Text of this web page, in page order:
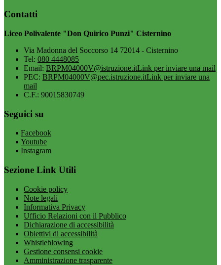
Contatti
Liceo Polivalente "Don Quirico Punzi" Cisternino
Via Madonna del Soccorso 14 72014 - Cisternino
Tel: 080 4448085
Email: BRPM04000V@istruzione.itLink per inviare una mail
PEC: BRPM04000V@pec.istruzione.itLink per inviare una
mail
C.F.: 90015830749
Seguici su
Facebook
Youtube
Instagram
Sezione Link Utili
Cookie policy
Note legali
Informativa Privacy
Ufficio Relazioni con il Pubblico
Dichiarazione di accessibilità
Obiettivi di accessibilità
Whistleblowing
Gestione consensi cookie
Amministrazione trasparente